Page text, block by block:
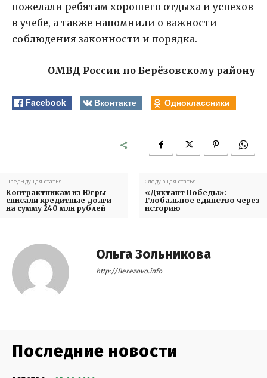
пожелали ребятам хорошего отдыха и успехов
в учебе, а также напомнили о важности
соблюдения законности и порядка.
ОМВД России по Берёзовскому району
Facebook Вконтакте Одноклассники
Предыдущая статья
Контрактникам из Югры
списали кредитные долги
на сумму 240 млн рублей
Следующая статья
«Диктант Победы»:
Глобальное единство через
историю
Ольга Зольникова
http://Berezovo.info
Последние новости